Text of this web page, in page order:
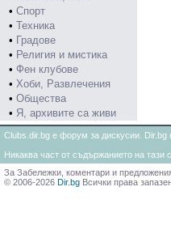
• Спорт
• Техника
• Градове
• Религия и мистика
• Фен клубове
• Хоби, Развлечения
• Общества
• Я, архивите са живи
Clubs.dir.bg е форум за дискусии. Dir.bg
Никаква част от съдържанието на
За Забележки, коментари и
© 2006-2026 Dir.bg Всички права